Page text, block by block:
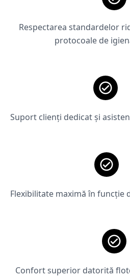
Respectarea standardelor
protocoale de
Suport clienți dedicat și
Flexibilitate maximă în funcție
Confort superior datorită